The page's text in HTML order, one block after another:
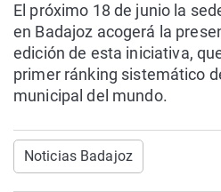
El próximo 18 de junio la
en Badajoz acogerá la
edición de esta iniciativa,
primer ránking sistemático
municipal del mundo.
Noticias Badajoz